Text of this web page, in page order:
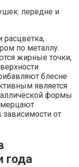
по металлу.
жирные точки,
блесне
является
формы
мерцают
от
года